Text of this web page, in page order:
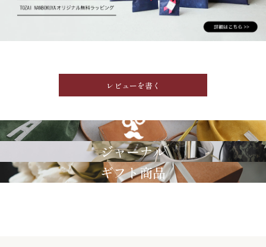
レビューを書く
GRIMM LAB
ジャーナル
ギフト商品